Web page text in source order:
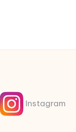
Instagram